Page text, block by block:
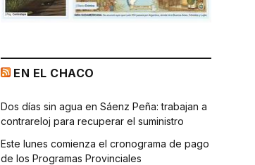
EN EL CHACO
Dos días sin agua en Sáenz Peña: trabajan a
contrareloj para recuperar el suministro
Este lunes comienza el cronograma de pago
de los Programas Provinciales